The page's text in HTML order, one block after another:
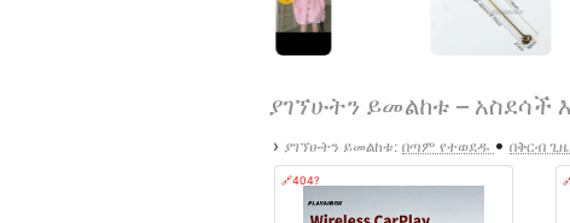
ያገኘሁትን ይመልከቱ – አስደሳች
› ያገኘሁትን ይመልከቱ: በጣም የተወደዱ • በቅርብ
🔗404?